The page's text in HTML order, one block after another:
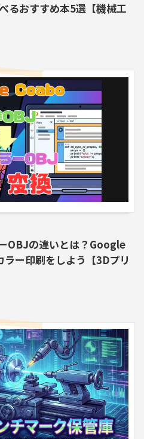
るおすすめ本5選【機械工
OBJの違いとは？Google
ー印刷をしよう【3Dプリ